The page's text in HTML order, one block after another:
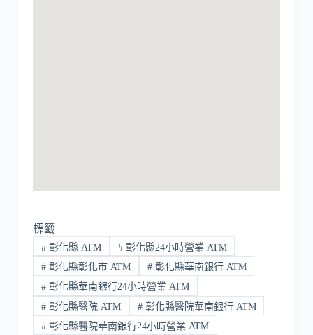
標籤
#彰化縣 ATM #彰化縣24小時營業 ATM
#彰化縣彰化市 ATM #彰化縣華南銀行 ATM
#彰化縣華南銀行24小時營業 ATM
#彰化縣醫院 ATM #彰化縣醫院華南銀行 ATM
#彰化縣醫院華南銀行24小時營業 ATM